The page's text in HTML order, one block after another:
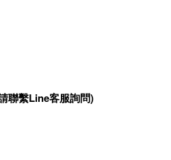
聯繫Line客服詢問)